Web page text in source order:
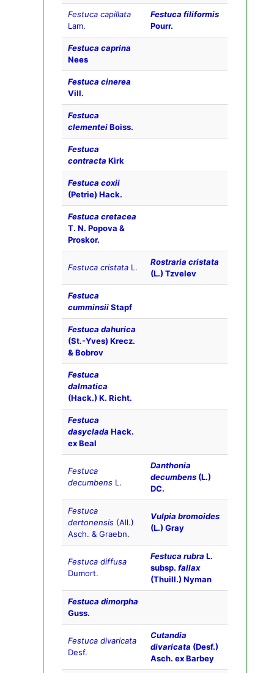
Festuca capillata
Lam.
Festuca filiformis
Pourr.
Festuca caprina
Nees
Festuca cinerea
Vill.
Festuca
clementeiBoiss.
Festuca
contracta Kirk
Festuca coxii
(Petrie) Hack.
Festuca cretacea
T. N. Popova &
Proskor.
Festuca cristata L.
Rostraria cristata
(L.) Tzvelev
Festuca
cumminsiiStapf
Festuca dahurica
(St.-Yves) Krecz.
& Bobrov
Festuca
dalmatica
(Hack.) K. Richt.
Festuca
dasyclada Hack.
ex Beal
Festuca
decumbens L.
Danthonia
decumbens (L.)
DC.
Festuca
dertonensis (All.)
Asch. & Graebn.
Vulpia bromoides
(L.) Gray
Festuca diffusa
Dumort.
Festuca rubra L.
subsp. fallax
(Thuill.) Nyman
Festuca dimorpha
Guss.
Festuca divaricata
Desf.
Cutandia
divaricata (Desf.)
Asch. ex Barbey